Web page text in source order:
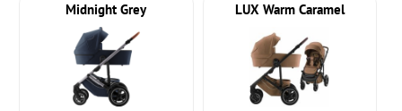
Midnight Grey LUX Warm Caramel